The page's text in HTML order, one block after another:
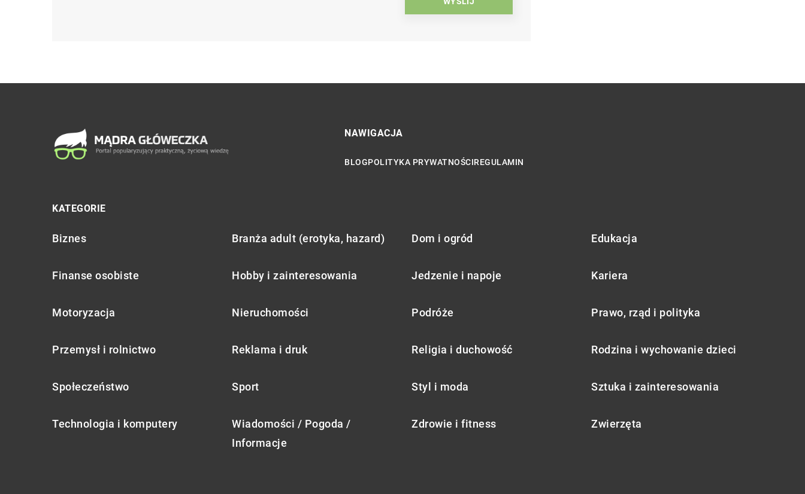
NAWIGACJA
BLOGPOLITYKA PRYWATNOŚCIREGULAMIN
KATEGORIE
Biznes Branża adult (erotyka, hazard) Dom i ogród Edukacja
Finanse osobiste Hobby i zainteresowania Jedzenie i napoje Kariera
Motoryzacja Nieruchomości Podróże Prawo, rząd i polityka
Przemysł i rolnictwo Reklama i druk Religia i duchowość Rodzina i wychowanie dzieci
Społeczeństwo Sport Styl i moda Sztuka i zainteresowania
Technologia i komputery
Wiadomości / Pogoda /
Informacje
Zdrowie i fitness Zwierzęta